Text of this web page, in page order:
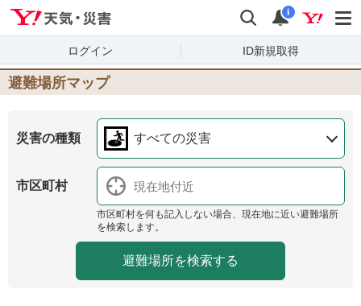
検索 通知
i
ログイン ID新規取得
避難場所マップ
災害の種類 すべての災害
市区町村
市区町村を何も記入しない場合、現在地に近い避難場所
を検索します。